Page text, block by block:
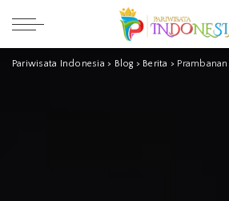
Pariwisata Indonesia > Blog > Berita > Prambanan Shiva